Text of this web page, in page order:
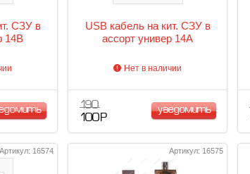
СЗУ в
14B
USB кабель на кит. СЗУ в
ассорт универ 14A
Нет в наличии
190
100 Р
уведомить
Артикул: 16574 Артикул: 16575